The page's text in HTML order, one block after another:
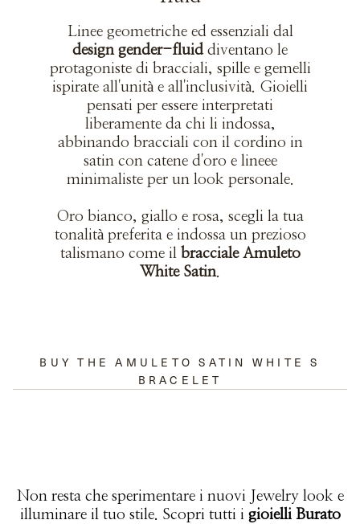
Linee geometriche ed essenziali dal
design gender-fluiddiventano le
protagoniste di bracciali, spille e gemelli
ispirate all'unità e all'inclusività. Gioielli
pensati per essere interpretati
liberamente da chi li indossa,
abbinando bracciali con il cordino in
satin con catene d'oro e lineee
minimaliste per un look personale.
Oro bianco, giallo e rosa, scegli la tua
tonalità preferita e indossa un prezioso
talismano come il bracciale Amuleto
White Satin.
BUY THE AMULETO SATIN WHITE S
BRACELET
Non resta che sperimentare i nuovi Jewelry look e
illuminare il tuo stile. Scopri tutti i gioielli Burato